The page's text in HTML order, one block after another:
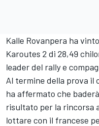
Kalle Rovanpera ha
Karoutes 2 di 28,49
leader del rally e
Al termine della prova il
ha affermato che
risultato per la rincorsa
lottare con il francese